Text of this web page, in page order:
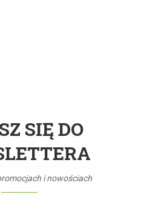
SIĘ DO
i nowościach